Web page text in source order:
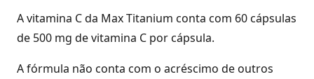
A vitamina C da Max Titanium conta com 60 cápsulas
de 500 mg de vitamina C por cápsula.
A fórmula não conta com o acréscimo de outros